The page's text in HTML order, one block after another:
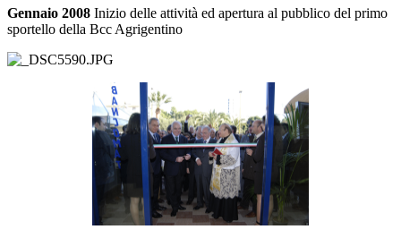
Gennaio 2008 Inizio delle attività ed apertura al pubblico del primo
sportello della Bcc Agrigentino